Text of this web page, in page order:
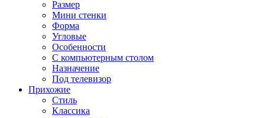
Размер
Мини стенки
Форма
Угловые
Особенности
С компьютерным столом
Назначение
Под телевизор
Прихожие
Стиль
Классика